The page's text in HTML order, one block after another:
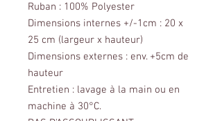
Ruban : 100% Polyester
Dimensions internes +/-1cm : 20 x
25 cm (largeur x hauteur)
Dimensions externes : env. +5cm de
hauteur
Entretien : lavage à la main ou en
machine à 30°C.